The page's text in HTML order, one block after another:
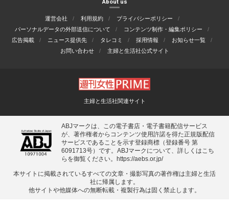
About us
運営会社 利用規約
プライバシーポリシー
パーソナルデータの外部送信について
コンテンツ制作・編集ポリシー
広告掲載
ニュース提供先 タレコミ 採用情報
お知らせ一覧
お問い合わせ
主婦と生活社公式サイト
主婦と生活社関連サイト
ABJマークは、この電子書店・電子書籍配信サービス
が、著作権者からコンテンツ使用許諾を得た正規版配信
サービスであることを示す登録商標（登録番号 第
6091713号）です。ABJマークについて、詳しくはこち
らを御覧ください。
https://aebs.or.jp/
本サイトに掲載されているすべての⽂章・撮影写真の著作権は主婦と⽣活
社に帰属します。
他サイトや他媒体への無断転載・複製⾏為は固く禁⽌します。